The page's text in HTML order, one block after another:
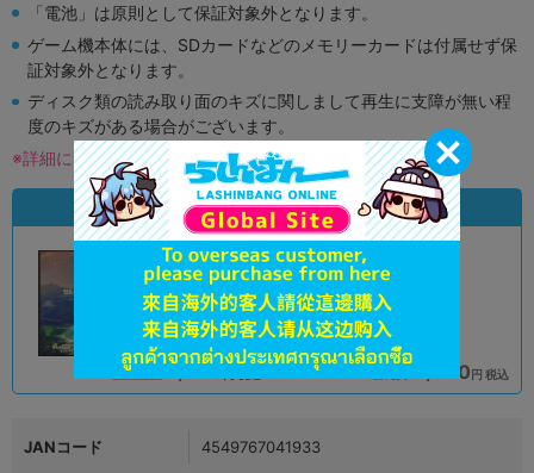
「電池」は原則として保証対象外となります。
ゲーム機本体には、SDカードなどのメモリーカードは付属せず保
証対象外となります。
ディスク類の読み取り面のキズに関しまして再生に支障が無い程
度のキズがある場合がございます。
※詳細につきましてはコチラ
状態違いの同一商品
状態 : A
品切状態 4,090 3,390円 税込
JANコード 4549767041933